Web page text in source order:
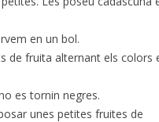
en un bol.
fruita alternant els colors
es tornin negres.
unes petites fruites de